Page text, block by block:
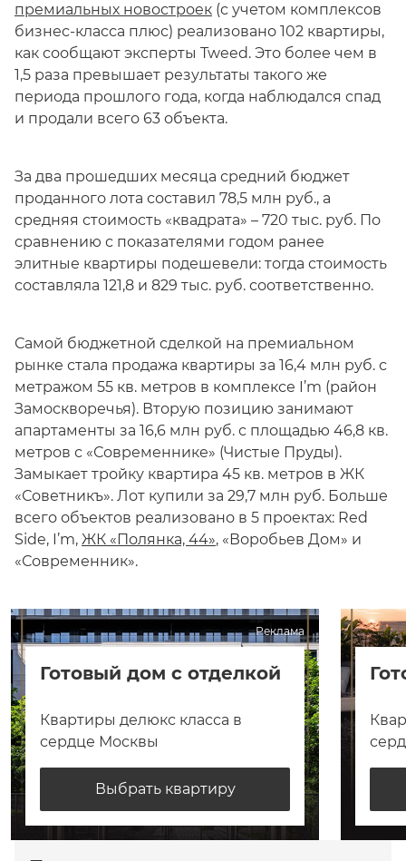
премиальных новостроек (с учетом комплексов
бизнес-класса плюс) реализовано 102 квартиры,
как сообщают эксперты Tweed. Это более чем в
1,5 раза превышает результаты такого же
периода прошлого года, когда наблюдался спад
и продали всего 63 объекта.
За два прошедших месяца средний бюджет
проданного лота составил 78,5 млн руб., а
средняя стоимость «квадрата» – 720 тыс. руб. По
сравнению с показателями годом ранее
элитные квартиры подешевели: тогда стоимость
составляла 121,8 и 829 тыс. руб. соответственно.
Самой бюджетной сделкой на премиальном
рынке стала продажа квартиры за 16,4 млн руб. с
метражом 55 кв. метров в комплексе I’m (район
Замоскворечья). Вторую позицию занимают
апартаменты за 16,6 млн руб. с площадью 46,8 кв.
метров с «Современнике» (Чистые Пруды).
Замыкает тройку квартира 45 кв. метров в ЖК
«Советникъ». Лот купили за 29,7 млн руб. Больше
всего объектов реализовано в 5 проектах: Red
Side, I’m, ЖК «Полянка, 44», «Воробьев Дом» и
«Современник».
Реклама
Готовый дом с отделкой
Квартиры делюкс класса в
сердце Москвы
Выбрать квартиру